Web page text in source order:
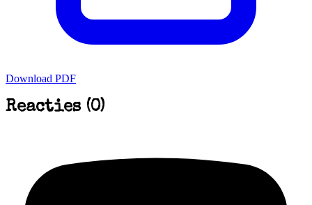
Download PDF
Reacties (0)